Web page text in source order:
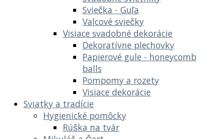
Sviečka - Guľa
Valcové sviečky
Visiace svadobné dekorácie
Dekoratívne plechovky
Papierové gule - honeycomb
balls
Pompomy a rozety
Visiace dekorácie
Sviatky a tradície
Hygienické pomôcky
Rúška na tvár